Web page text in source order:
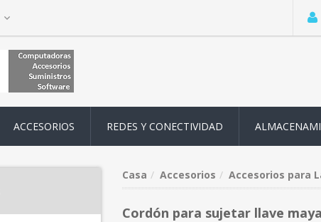
ACCESORIOS REDES Y CONECTIVIDAD
Casa Accesorios Accesorios para
Cordón para sujetar llave